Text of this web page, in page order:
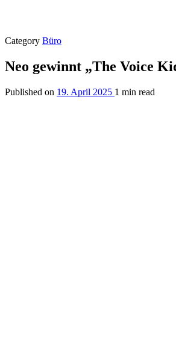
Category Büro
Neo gewinnt „The Voice
Published on 19. April 2025 1 min read